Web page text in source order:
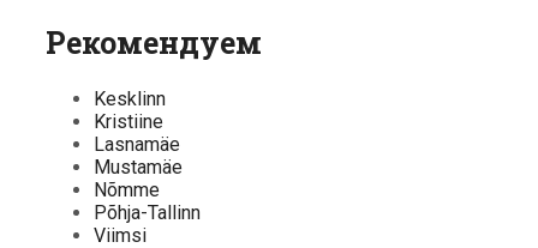
Рекомендуем
Kesklinn
Kristiine
Lasnamäe
Mustamäe
Nõmme
Põhja-Tallinn
Viimsi